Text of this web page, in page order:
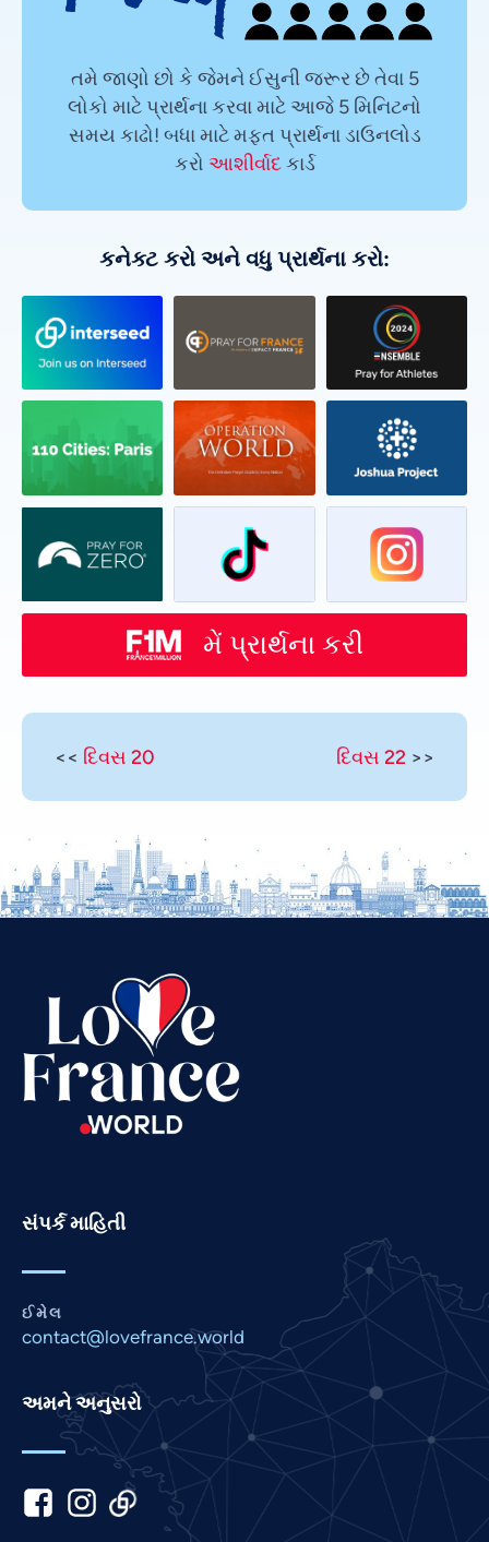
તમે જાણો છો કે જેમને ઈસુની જરૂર છે તેવા 5
લોકો માટે પ્રાર્થના કરવા માટે આજે 5 મિનિટનો
સમય કાઢો! બધા માટે મફત પ્રાર્થના ડાઉનલોડ
કરો આશીર્વાદકાર્ડ
કનેક્ટ કરો અને વધુ પ્રાર્થના કરો:
મેં પ્રાર્થના કરી
<< દિવસ 20 દિવસ 22 >>
સંપર્ક માહિતી
ઈમેલ
contact@lovefrance.world
અમને અનુસરો
Japanese
Kannada
Khmer
Malay
Marathi
Nepali
Tamil
Telugu
Thai